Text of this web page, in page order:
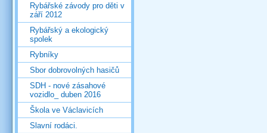
Rybářské závody pro děti v
září 2012
Rybářský a ekologický
spolek
Rybníky
Sbor dobrovolných hasičů
SDH - nové zásahové
vozidlo_ duben 2016
Škola ve Václavicích
Slavní rodáci.